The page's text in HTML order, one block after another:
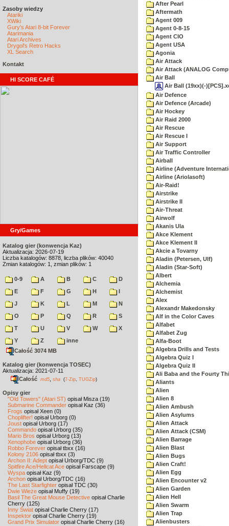
Zasoby wiedzy
Atariki
XWiki
Gury's Atari 8-bit Forever
Atarimania
Atari Archives
Drygol's Retro Hacks
XL Search
Kontakt
HI SCORE CAFÉ
Gry/Games
Katalog gier (konwencja Kaz)
Aktualizacja: 2026-07-19
Liczba katalogów: 8878, liczba plików: 40040
Zmian katalogów: 1, zmian plików: 1
0-9 A B C
D
E
F G H
I
J
K L M
N
O
P Q R
S
T
U V W
X
Y
Z
inne
Całość 3074 MB
Katalog gier (konwencja TOSEC)
Aktualizacja: 2021-07-11
Całość md5 sha (7-Zip TUGZip)
Opisy gier
"Old Towers" (Atari ST) opisał Misza (19)
Submarine Commander opisał Kaz (36)
Frogs opisał Xeen (0)
Choplifter! opisał Urborg (0)
Joust opisał Urborg (17)
Commando opisał Urborg (35)
Mario Bros opisał Urborg (13)
Xenophobe opisał Urborg (36)
Robbo Forever opisał tbxx (16)
Kolony 2106 opisał tbxx (3)
Archon II: Adept opisał Urborg/TDC (9)
Spitfire Ace/Hellcat Ace opisał Farscape (9)
Wyspa opisał Kaz (9)
Archon opisał Urborg/TDC (16)
The Last Starfighter opisał TDC (30)
Dwie Wieże opisał Muffy (19)
Basil The Great Mouse Detective opisał Charlie
Cherry (125)
Inny Świat opisał Charlie Cherry (17)
Inspektor opisał Charlie Cherry (19)
Grand Prix Simulator opisał Charlie Cherry (16)
After Pearl
Aftermath
Agent 009
Agent 0-8-15
Agent CIO
Agent USA
Agonia
Air Attack
Air Attack (ANALOG
Air Ball
Air Ball (19xx)(-
Air Defence
Air Defence (Arcade)
Air Hockey
Air Raid 2000
Air Rescue
Air Rescue I
Air Support
Air Traffic Controller
Airball
Airline (Adventure
Airline (Ariolasoft)
Air-Raid!
Airstrike
Airstrike II
Air-Threat
Airwolf
Akanis Ula
Akce Klement
Akce Klement II
Akcie a Tovarny
Aladin (Petersen, Ulf)
Aladin (Star-Soft)
Albert
Alchemia
Alchemist
Alex
Alexandr Makedonsky
Alf in the Color Caves
Alfabet
Alfabet Zug
Alfa-Boot
Algebra Drills and Tests
Algebra Quiz I
Algebra Quiz II
Ali Baba and the Fourty
Aliants
Alien
Alien 8
Alien Ambush
Alien Asylums
Alien Attack
Alien Attack (CSM)
Alien Barrage
Alien Blast
Alien Bugs
Alien Craft!
Alien Egg
Alien Encounter v2
Alien Garden
Alien Hell
Alien Swarm
Alien Trap
Alienbusters